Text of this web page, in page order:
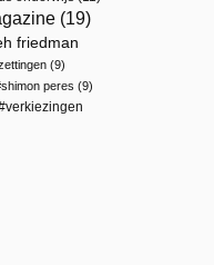
(19)
friedman
(9)
shimon peres (9)
verkiezingen